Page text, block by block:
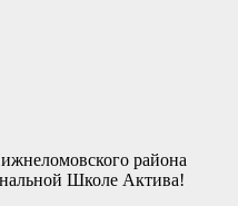
района
Школе Актива!